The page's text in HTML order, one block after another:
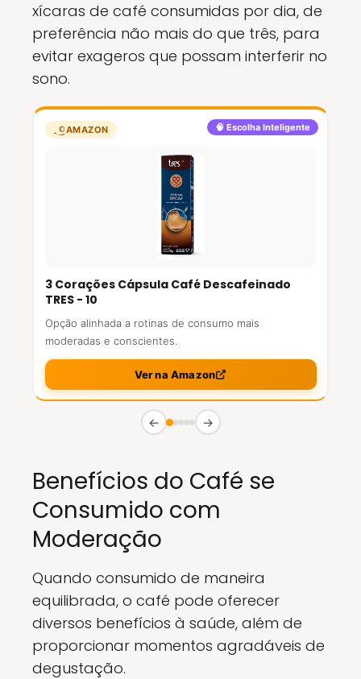
xícaras de café consumidas por dia, de
preferência não mais do que três, para
evitar exageros que possam interferir no
sono.
🧠 Escolha Inteligente
AMAZON
3 Corações Cápsula Café Descafeinado
TRES - 10
Opção alinhada a rotinas de consumo mais
moderadas e conscientes.
Ver na Amazon
← →
Benefícios do Café se
Consumido com
Moderação
Quando consumido de maneira
equilibrada, o café pode oferecer
diversos benefícios à saúde, além de
proporcionar momentos agradáveis de
degustação.